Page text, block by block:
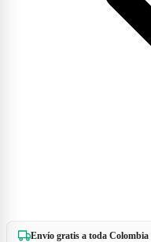
Envío gratis a toda Colombia